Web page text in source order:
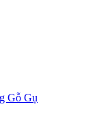
Gỗ Gụ